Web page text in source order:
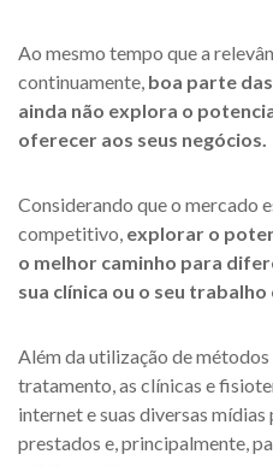
Ao mesmo tempo que a
continuamente, boa parte
ainda não explora o
oferecer aos seus negócios.
Considerando que o mercado
competitivo, explorar o
o melhor caminho para
sua clínica ou o seu
Além da utilização de
tratamento, as clínicas e
internet e suas diversas
prestados e, principalmente,